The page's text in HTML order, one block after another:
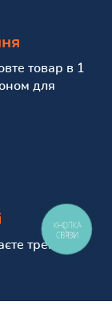
товар в 1
для
трекінг
КНОПКА
СВЯЗИ